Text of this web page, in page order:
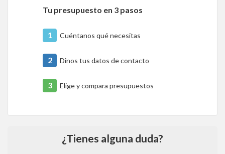
Tu presupuesto en 3 pasos
1 Cuéntanos qué necesitas
2 Dinos tus datos de contacto
3 Elige y compara presupuestos
¿Tienes alguna duda?